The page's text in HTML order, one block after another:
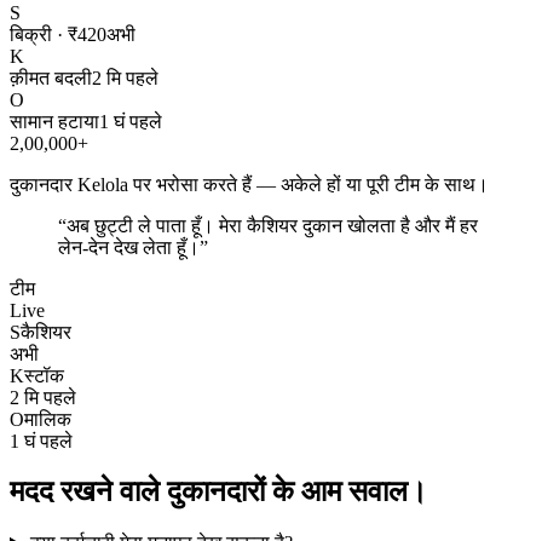
S
बिक्री · ₹420अभी
K
क़ीमत बदली2 मि पहले
O
सामान हटाया1 घं पहले
2,00,000+
दुकानदार Kelola पर भरोसा करते हैं — अकेले हों या पूरी टीम के साथ।
“अब छुट्टी ले पाता हूँ। मेरा कैशियर दुकान खोलता है और मैं हर
लेन-देन देख लेता हूँ। ”
टीम
Live
Sकैशियर
अभी
Kस्टॉक
2 मि पहले
Oमालिक
1 घं पहले
मदद रखने वाले दुकानदारों के आम सवाल।